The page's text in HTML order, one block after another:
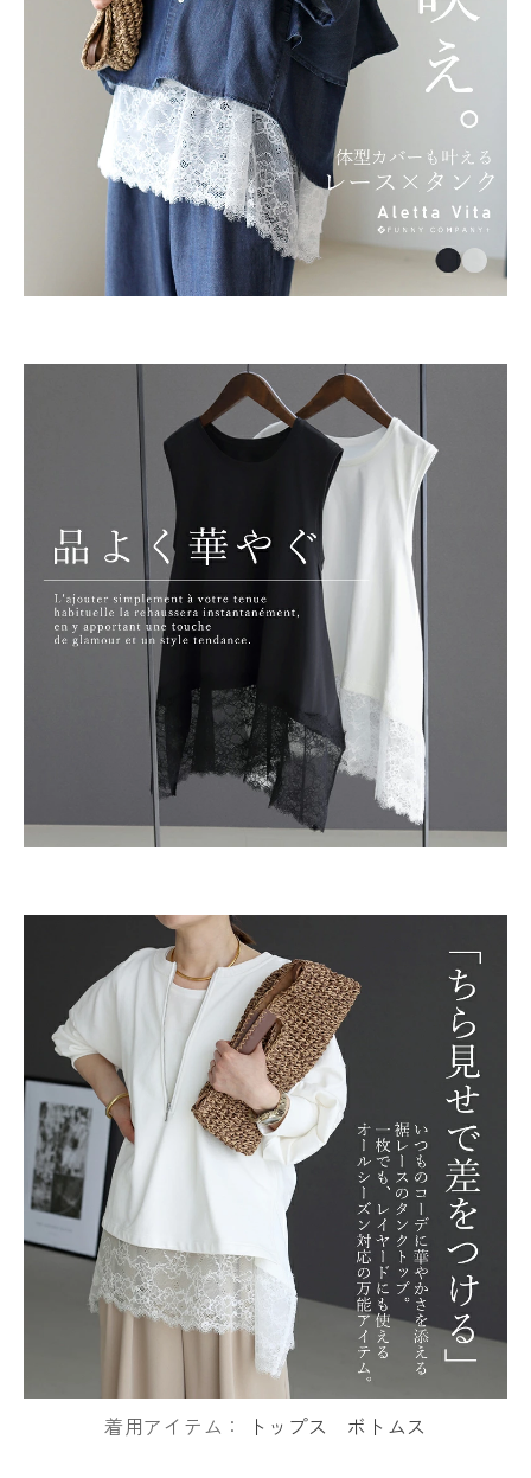
着用アイテム： トップス ボトムス